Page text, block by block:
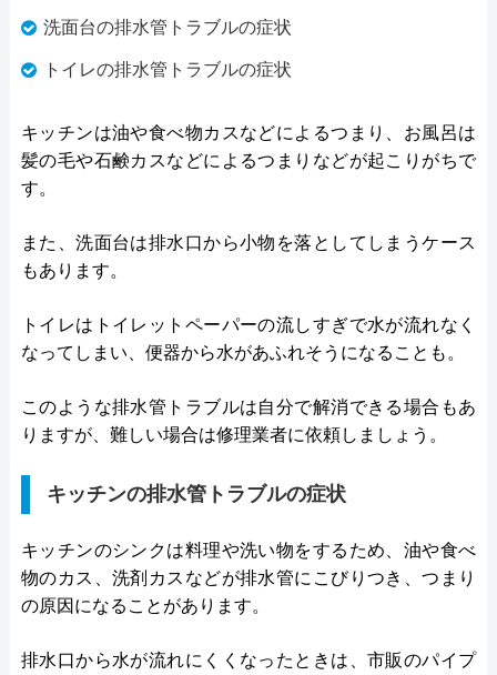
洗面台の排水管トラブルの症状
トイレの排水管トラブルの症状
キッチンは油や食べ物カスなどによるつまり、お風呂は
髪の毛や石鹸カスなどによるつまりなどが起こりがちで
す。
また、洗面台は排水口から小物を落としてしまうケース
もあります。
トイレはトイレットペーパーの流しすぎで水が流れなく
なってしまい、便器から水があふれそうになることも。
このような排水管トラブルは自分で解消できる場合もあ
りますが、難しい場合は修理業者に依頼しましょう。
キッチンの排水管トラブルの症状
キッチンのシンクは料理や洗い物をするため、油や食べ
物のカス、洗剤カスなどが排水管にこびりつき、つまり
の原因になることがあります。
排水口から水が流れにくくなったときは、市販のパイプ